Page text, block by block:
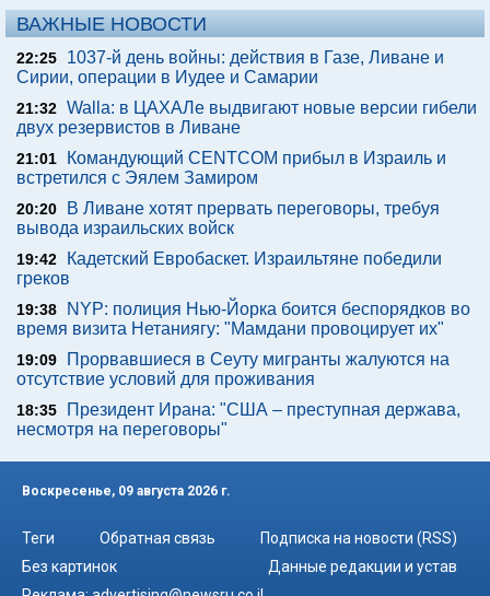
ВАЖНЫЕ НОВОСТИ
22:25
1037-й день войны: действия в Газе, Ливане и
Сирии, операции в Иудее и Самарии
21:32 Walla: в ЦАХАЛе выдвигают новые версии гибели
двух резервистов в Ливане
21:01
Командующий CENTCOM прибыл в Израиль и
встретился с Эялем Замиром
20:20
В Ливане хотят прервать переговоры, требуя
вывода израильских войск
19:42
Кадетский Евробаскет. Израильтяне победили
греков
19:38
NYP: полиция Нью-Йорка боится беспорядков во
время визита Нетаниягу: "Мамдани провоцирует их"
19:09
Прорвавшиеся в Сеуту мигранты жалуются на
отсутствие условий для проживания
18:35
Президент Ирана: "США – преступная держава,
несмотря на переговоры"
Воскресенье, 09 августа 2026 г.
Теги Обратная связь
Подписка на новости (RSS)
Без картинок
Данные редакции и устав